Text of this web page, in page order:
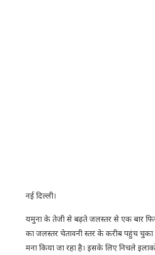
नई दिल्ली।
यमुना के तेजी से बढ़ते जलस्तर से एक बार फिर
का जलस्तर चेतावनी स्तर के करीब पहुंच चुका
मना किया जा रहा है। इसके लिए निचले